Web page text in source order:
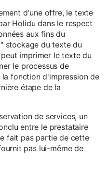
d'une offre, le texte
Holidu dans le respect
aux fins du
stockage du texte du
imprimer le texte du
le processus de
fonction d'impression de
étape de la
de services, un
entre le prestataire
fait pas partie de cette
pas lui-même de